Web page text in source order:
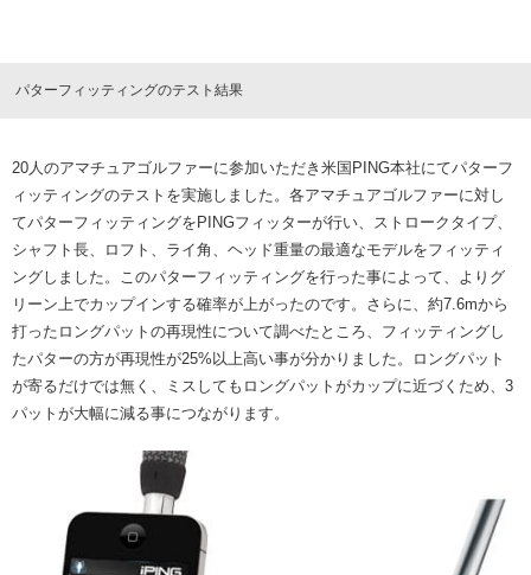
パターフィッティングのテスト結果
20人のアマチュアゴルファーに参加いただき米国PING本社にてパターフ
ィッティングのテストを実施しました。各アマチュアゴルファーに対し
てパターフィッティングをPINGフィッターが行い、ストロークタイプ、
シャフト長、ロフト、ライ角、ヘッド重量の最適なモデルをフィッティ
ングしました。このパターフィッティングを行った事によって、よりグ
リーン上でカップインする確率が上がったのです。さらに、約7.6mから
打ったロングパットの再現性について調べたところ、フィッティングし
たパターの方が再現性が25%以上高い事が分かりました。ロングパット
が寄るだけでは無く、ミスしてもロングパットがカップに近づくため、3
パットが大幅に減る事につながります。